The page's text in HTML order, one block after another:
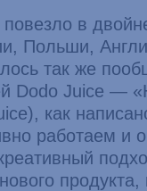
в
Польши,
так же
Dodo Juice —
как
работаем и
продукта,